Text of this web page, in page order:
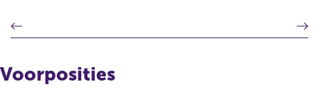
o
i
g
V
o
Voorposities